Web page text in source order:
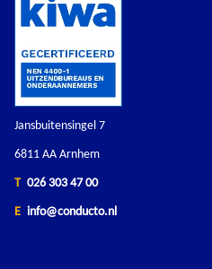
Jansbuitensingel 7
6811 AA Arnhem
T 026 303 47 00
E info@conducto.nl